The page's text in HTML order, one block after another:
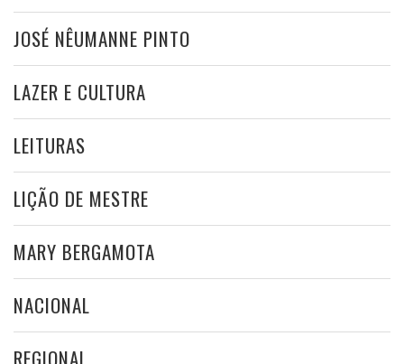
JOSÉ NÊUMANNE PINTO
LAZER E CULTURA
LEITURAS
LIÇÃO DE MESTRE
MARY BERGAMOTA
NACIONAL
REGIONAL